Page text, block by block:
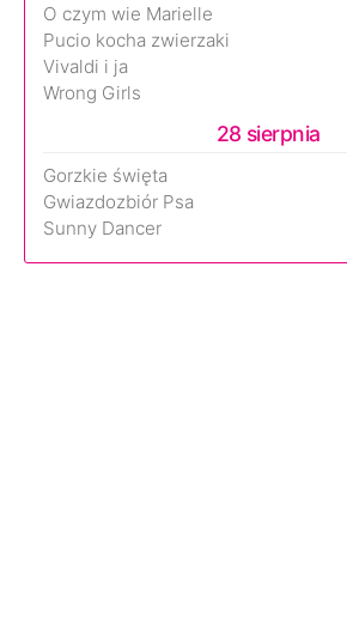
O czym wie Marielle
Pucio kocha zwierzaki
Vivaldi i ja
Wrong Girls
28 sierpnia
Gorzkie święta
Gwiazdozbiór Psa
Sunny Dancer